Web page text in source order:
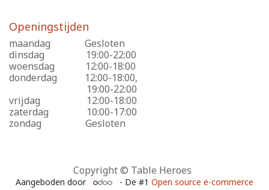
Openingstijden
maandag
​Gesloten
dinsdag
​19:00-22:00
woensdag
​12:00-18:00
donderdag
​12:00-18:00,
​19:00-22:00
vrijdag
​12:00-18:00
zaterdag
​10:00-17:00
zondag
​Gesloten
Copyright © Table Heroes
Aangeboden door - De #1Open source e-commerce